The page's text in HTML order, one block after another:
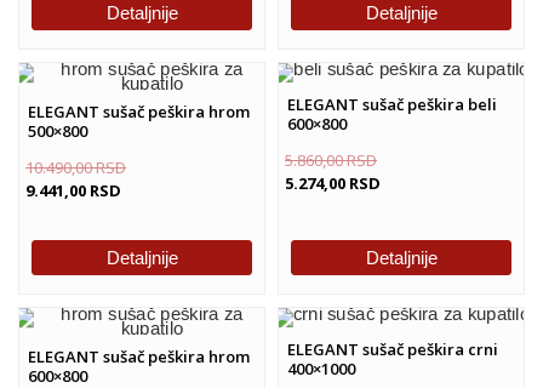
Detaljnije Detaljnije
ELEGANT sušač peškira hrom
500×800
10.490,00RSD
9.441,00 RSD
Detaljnije
ELEGANT sušač peškira beli
600×800
5.860,00RSD
5.274,00 RSD
Detaljnije
ELEGANT sušač peškira hrom
600×800
ELEGANT sušač peškira crni
400×1000